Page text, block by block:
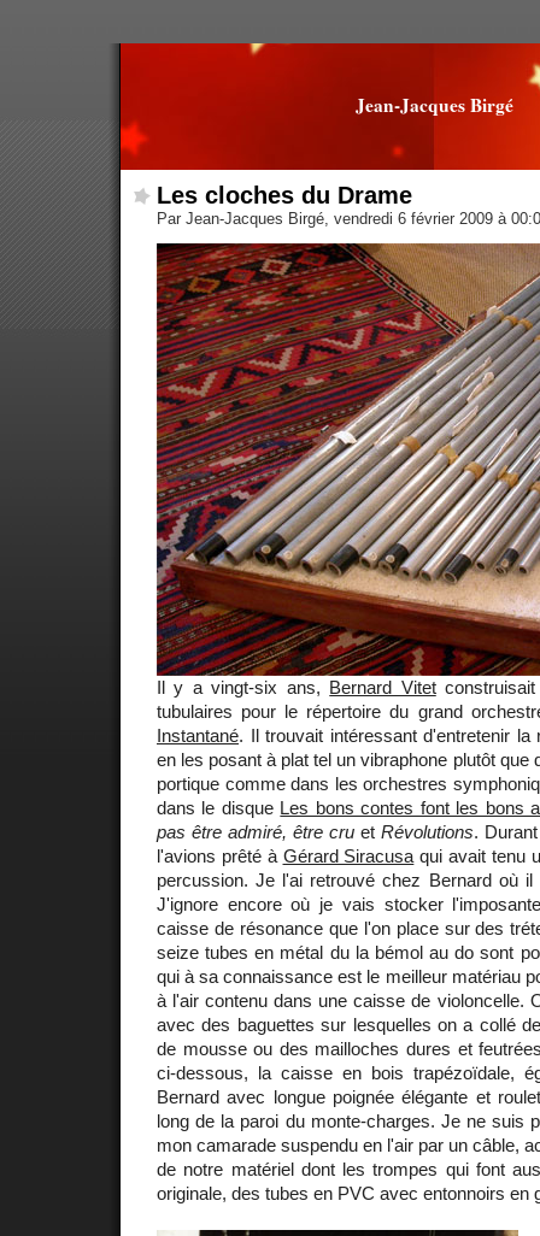
Jean-Jacques Birgé
Les cloches du Drame
Par Jean-Jacques Birgé, vendredi 6 février 2009 à
Il y a vingt-six ans, Bernard Vitet
tubulaires pour le répertoire du grand
Instantané. Il trouvait intéressant d'entretenir la
en les posant à plat tel un vibraphone plutôt que
portique comme dans les orchestres
dans le disque Les bons contes font les bons
pas être admiré, être cru et Révolutions.
l'avions prêté à Gérard Siracusa qui avait tenu
percussion. Je l'ai retrouvé chez Bernard où il
J'ignore encore où je vais stocker
caisse de résonance que l'on place sur des
seize tubes en métal du la bémol au do sont
qui à sa connaissance est le meilleur matériau
à l'air contenu dans une caisse de violoncelle.
avec des baguettes sur lesquelles on a collé
de mousse ou des mailloches dures et
ci-dessous, la caisse en bois trapézoïdale,
Bernard avec longue poignée élégante et
long de la paroi du monte-charges. Je ne suis
mon camarade suspendu en l'air par un câble,
de notre matériel dont les trompes qui font
originale, des tubes en PVC avec entonnoirs en